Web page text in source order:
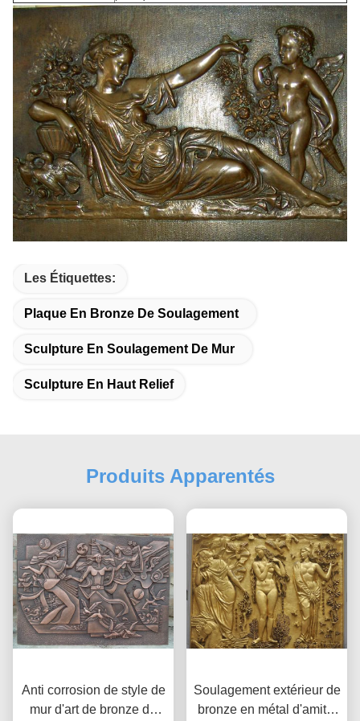
Les Étiquettes:
Plaque En Bronze De Soulagement
Sculpture En Soulagement De Mur
Sculpture En Haut Relief
Produits Apparentés
Anti corrosion de style de
mur d'art de bronze de
Soulagement extérieur de
bronze en métal d'amitié